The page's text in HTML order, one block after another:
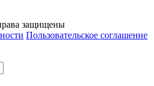
защищены
Пользовательское соглашение